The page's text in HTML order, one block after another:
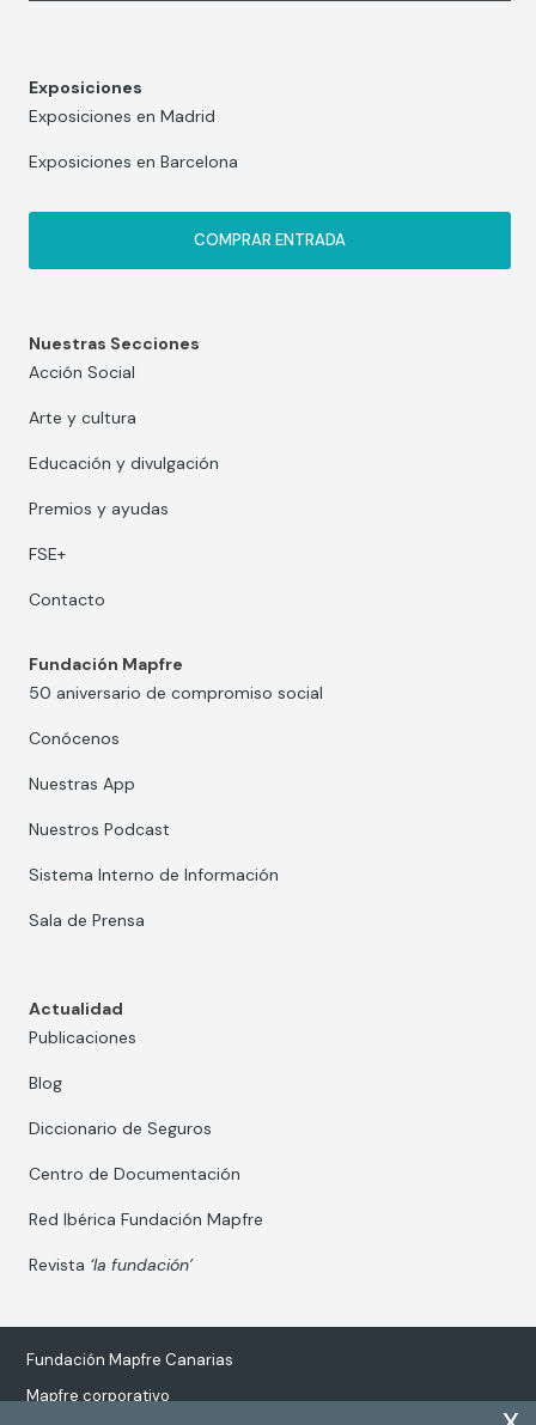
Exposiciones
Exposiciones en Madrid
Exposiciones en Barcelona
COMPRAR ENTRADA
Nuestras Secciones
Acción Social
Arte y cultura
Educación y divulgación
Premios y ayudas
FSE+
Contacto
Fundación Mapfre
50 aniversario de compromiso social
Conócenos
Nuestras App
Nuestros Podcast
Sistema Interno de Información
Sala de Prensa
Actualidad
Publicaciones
Blog
Diccionario de Seguros
Centro de Documentación
Red Ibérica Fundación Mapfre
Revista ‘la fundación’
Fundación Mapfre Canarias
Mapfre corporativo